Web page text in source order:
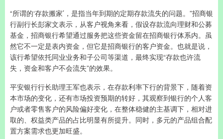
“所谓的‘存款搬家’，是指当年到期的定期存款流失的问题。”招商银
行副行长彭家文表示，从客户视角来看，假设存款流向理财和公募
基金，招商银行希望通过服务把这些资金留在招商银行体系内。虽
然它不一定是表内资金，但它是招商银行的客户资金。也就是说，
该行希望依托同业业务和子公司等渠道，最终实现“存款也许流
失，资金和客户不会流失”的效果。
平安银行行长助理王军也表示，在存款利率下行的背景下，随着资
本市场的变化，还有市场投资预期的转好，其观察到银行的个人客
户或者零售客户的风险偏好变化，在整体稳健的主基调下，相对进
取的、权益类产品的占比明显有所提升。同时，多元的产品组合配
置方案需求也更加旺盛。